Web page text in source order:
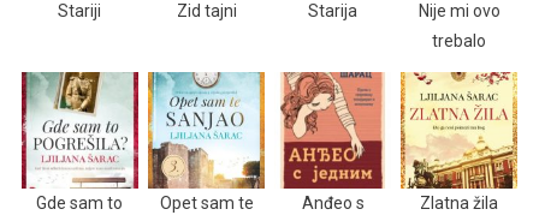
Stariji Zid tajni Starija
Nije mi ovo
trebalo
Gde sam to
Opet sam te
Anđeo s
Zlatna žila